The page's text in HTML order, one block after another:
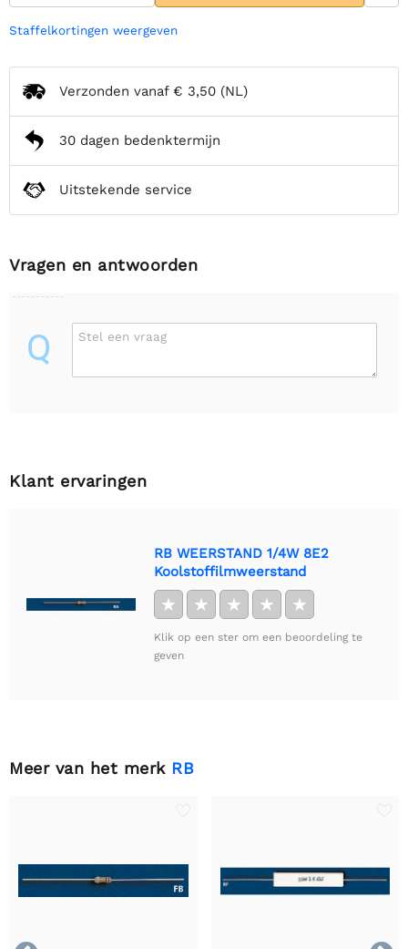
Staffelkortingen weergeven
Verzonden vanaf € 3,50 (NL)
30 dagen bedenktermijn
Uitstekende service
Vragen en antwoorden
Q Stel een vraag
Klant ervaringen
RB WEERSTAND 1/4W 8E2
Koolstoffilmweerstand
★ ★ ★ ★ ★
Klik op een ster om een beoordeling te
geven
Meer van het merk RB